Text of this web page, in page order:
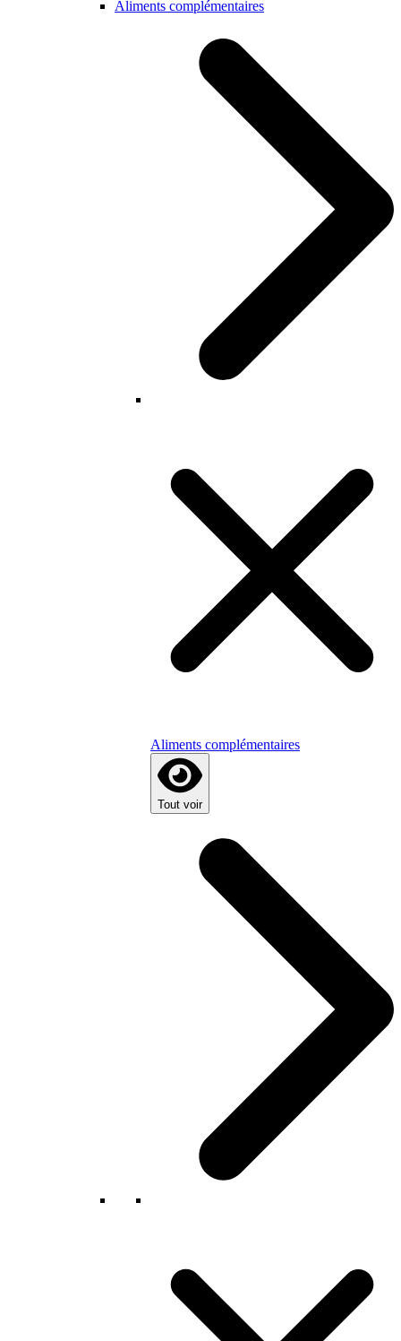
Aliments complémentaires
Aliments complémentaires
Tout voir